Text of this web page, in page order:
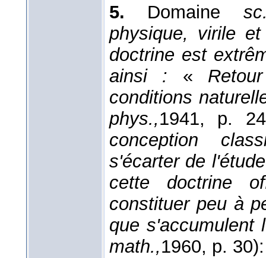
5. Domaine
physique, virile
doctrine est
ainsi : «
conditions
phys.,1941, p.
conception
s'écarter de
cette doctrine
constituer peu à
que
math.,1960, p. 30):